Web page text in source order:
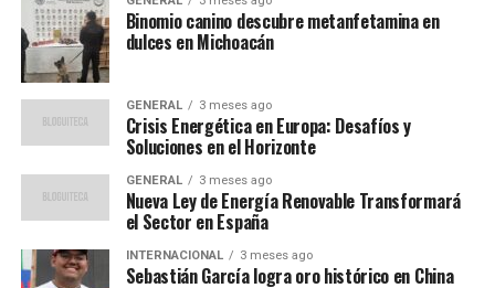
índices delictivos. Sin embargo, la reciente alza ha
encendido las alarmas entre los expertos en seguridad.
Opiniones de Expertos y
Comparaciones Históricas
Expertos en seguridad pública sugieren que la pandemia
de COVID-19 ha exacerbado las desigualdades
económicas, lo que podría estar contribuyendo al
aumento de la criminalidad. “La falta de oportunidades
Binomio canino descubre metanfetamina en
dulces en Michoacán
GENERAL 3 meses ago
Crisis Energética en Europa: Desafíos y
Soluciones en el Horizonte
GENERAL 3 meses ago
Nueva Ley de Energía Renovable Transformará
el Sector en España
INTERNACIONAL 3 meses ago
Sebastián García logra oro histórico en China